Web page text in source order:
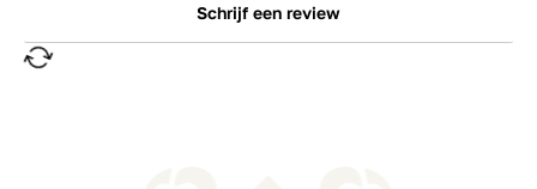
Schrijf een review